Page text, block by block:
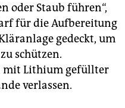
oder Staub führen“,
für die Aufbereitung
gedeckt, um
schützen.
mit Lithium gefüllter
verlassen.